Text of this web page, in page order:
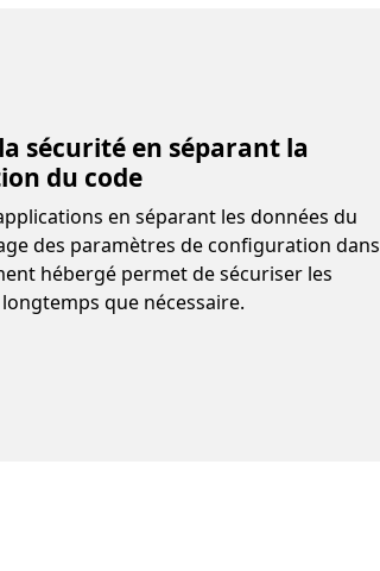
sécurité en séparant la
du code
en séparant les données du
des paramètres de configuration dans
hébergé permet de sécuriser les
que nécessaire.